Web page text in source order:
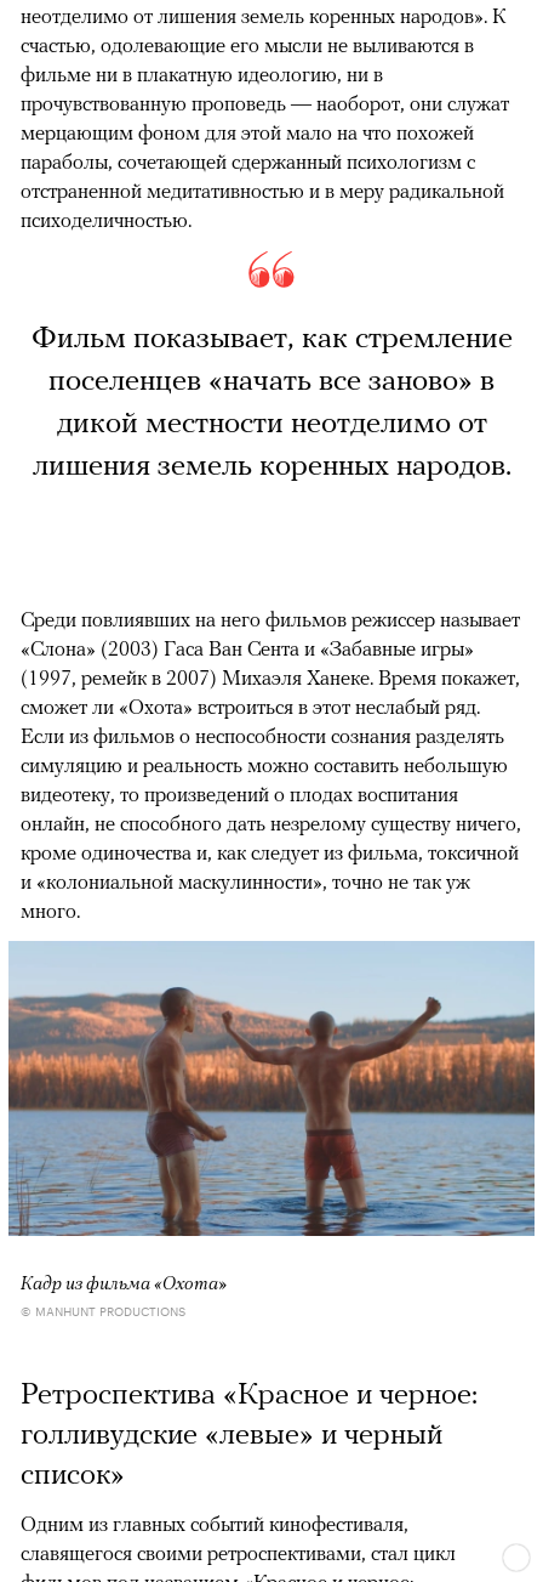
неотделимо от лишения земель коренных народов». К
счастью, одолевающие его мысли не выливаются в
фильме ни в плакатную идеологию, ни в
прочувствованную проповедь — наоборот, они служат
мерцающим фоном для этой мало на что похожей
параболы, сочетающей сдержанный психологизм с
отстраненной медитативностью и в меру радикальной
психоделичностью.
Фильм показывает, как стремление
поселенцев «начать все заново» в
дикой местности неотделимо от
лишения земель коренных народов.
Среди повлиявших на него фильмов режиссер называет
«Слона» (2003) Гаса Ван Сента и «Забавные игры»
(1997, ремейк в 2007) Михаэля Ханеке. Время покажет,
сможет ли «Охота» встроиться в этот неслабый ряд.
Если из фильмов о неспособности сознания разделять
симуляцию и реальность можно составить небольшую
видеотеку, то произведений о плодах воспитания
онлайн, не способного дать незрелому существу ничего,
кроме одиночества и, как следует из фильма, токсичной
и «колониальной маскулинности», точно не так уж
много.
Кадр из фильма «Охота»
© MANHUNT PRODUCTIONS
Ретроспектива «Красное и черное:
голливудские «левые» и черный
список»
Одним из главных событий кинофестиваля,
славящегося своими ретроспективами, стал цикл